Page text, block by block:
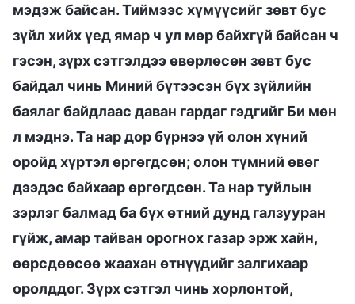
мэдэж байсан. Тиймээс хүмүүсийг зөвт бус
зүйл хийх үед ямар ч ул мөр байхгүй байсан ч
гэсэн, зүрх сэтгэлдээ өвөрлөсөн зөвт бус
байдал чинь Миний бүтээсэн бүх зүйлийн
баялаг байдлаас даван гардаг гэдгийг Би мөн
л мэднэ. Та нар дор бүрнээ үй олон хүний
оройд хүртэл өргөгдсөн; олон түмний өвөг
дээдэс байхаар өргөгдсөн. Та нар туйлын
зэрлэг балмад ба бүх өтний дунд галзууран
гүйж, амар тайван орогнох газар эрж хайн,
өөрсдөөсөө жаахан өтнүүдийг залгихаар
оролддог. Зүрх сэтгэл чинь хорлонтой,